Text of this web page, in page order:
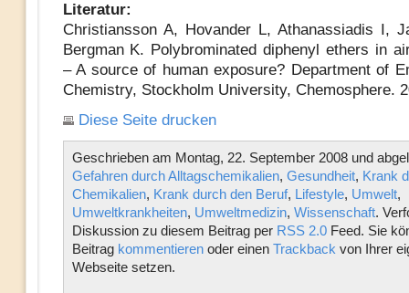
Literatur:
Christiansson A, Hovander L, Athanassiadis I,
Bergman K. Polybrominated diphenyl ethers in
– A source of human exposure? Department of
Chemistry, Stockholm University, Chemosphere.
Diese Seite drucken
Geschrieben am Montag, 22. September 2008 und
Gefahren durch Alltagschemikalien, Gesundheit, Krank
Chemikalien, Krank durch den Beruf, Lifestyle, Umwelt,
Umweltkrankheiten, Umweltmedizin, Wissenschaft.
Diskussion zu diesem Beitrag per RSS 2.0Feed. Sie
Beitrag kommentierenoder einen Trackback von Ihrer
Webseite setzen.